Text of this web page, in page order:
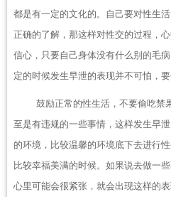
都是有一定的文化的。自己要对性生
正确的了解，那这样对性交的过程，
信心，只要自己身体没有什么别的毛
定的时候发生早泄的表现并不可怕，要
鼓励正常的性生活，不要偷吃禁
至是有违规的一些事情，这样发生早
的环境，比较温馨的环境底下去进行
比较幸福美满的时候。如果说去做一
心里可能会很紧张，就会出现这样的